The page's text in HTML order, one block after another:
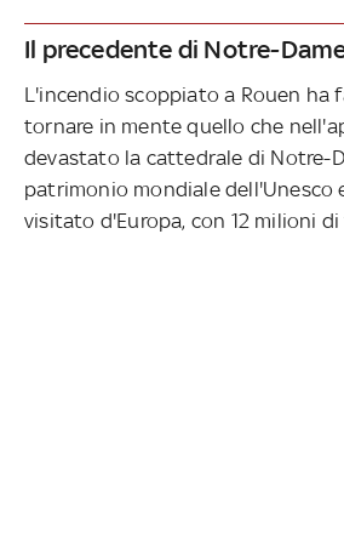
Il precedente di Notre-
L'incendio scoppiato a Rouen ha
tornare in mente quello che
devastato la cattedrale di Notre-
patrimonio mondiale dell'Unesco
visitato d'Europa, con 12 milioni